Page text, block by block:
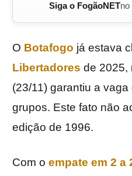
Siga o FogãoNET
O Botafogo já estava
Libertadores de 2025,
(23/11) garantiu a
grupos. Este fato não
edição de 1996.
Com o empate em 2 a